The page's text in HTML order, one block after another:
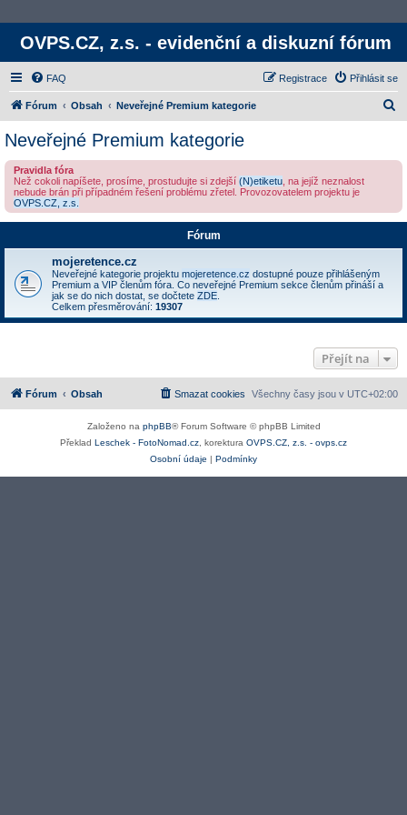
OVPS.CZ, z.s. - evidenční a diskuzní fórum
FAQ Přihlásit se
Registrace
Fórum Obsah Neveřejné Premium kategorie
t
Neveřejné Premium kategorie
Pravidla fóra
Než cokoli napíšete, prosíme, prostudujte si zdejší (N)etiketu , na jejíž neznalost
nebude brán při případném řešení problému zřetel. Provozovatelem projektu je
OVPS.CZ, z.s.
Fórum
mojeretence.cz
Neveřejné kategorie projektu mojeretence.cz dostupné pouze přihlášeným
Premium a VIP členům fóra. Co neveřejné Premium sekce členům přináší a
jak se do nich dostat, se dočtete ZDE
Celkem přesměrování: 19307
Přejít na
Fórum Obsah Všechny časy jsou v UTC+02:00
Smazat cookies
Založeno na phpBB® Forum Software © phpBB Limited
Překlad Leschek - FotoNomad.cz , korektura OVPS.CZ, z.s. - ovps.cz
Osobní údaje | Podmínky